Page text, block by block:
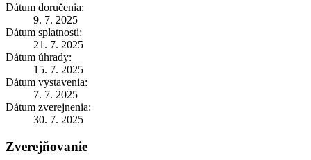
Dátum doručenia:
9. 7. 2025
Dátum splatnosti:
21. 7. 2025
Dátum úhrady:
15. 7. 2025
Dátum vystavenia:
7. 7. 2025
Dátum zverejnenia:
30. 7. 2025
Zverejňovanie